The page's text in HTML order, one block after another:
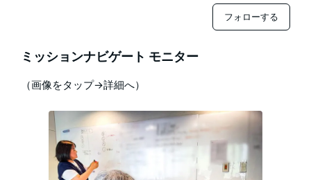
フォローする
ミッションナビゲート モニター
（画像をタップ→詳細へ）